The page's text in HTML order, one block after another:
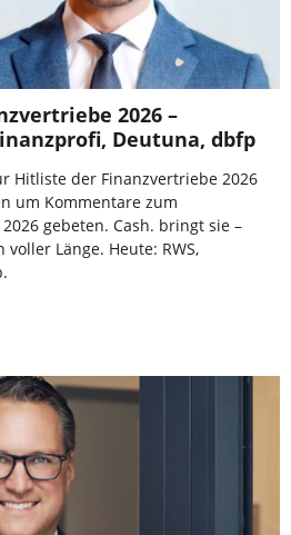
2026 –
Deutuna, dbfp
Hitliste der Finanzvertriebe 2026
um Kommentare zum
gebeten. Cash. bringt sie –
Länge. Heute: RWS,